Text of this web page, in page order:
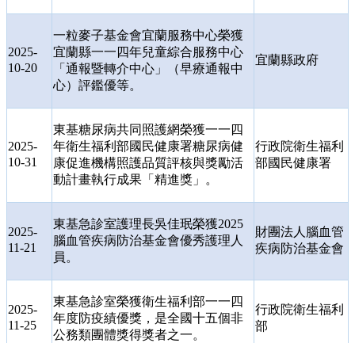
2025-
10-20
一粒麥子基金會宜蘭服務中心榮獲
宜蘭縣一一四年兒童綜合服務中心
「通報暨轉介中心」（早療通報中
心）評鑑優等。
宜蘭縣政府
2025-
10-31
東基糖尿病共同照護網榮獲一一四
年衛生福利部國民健康署糖尿病健
康促進機構照護品質評核與獎勵活
動計畫執行成果「精進獎」。
行政院衛生福利
部國民健康署
2025-
11-21
東基急診室護理長吳佳珉榮獲2025
腦血管疾病防治基金會優秀護理人
員。
財團法人腦血管
疾病防治基金會
2025-
11-25
東基急診室榮獲衛生福利部一一四
年度防疫績優獎，是全國十五個非
公務類團體獎得獎者之一。
行政院衛生福利
部